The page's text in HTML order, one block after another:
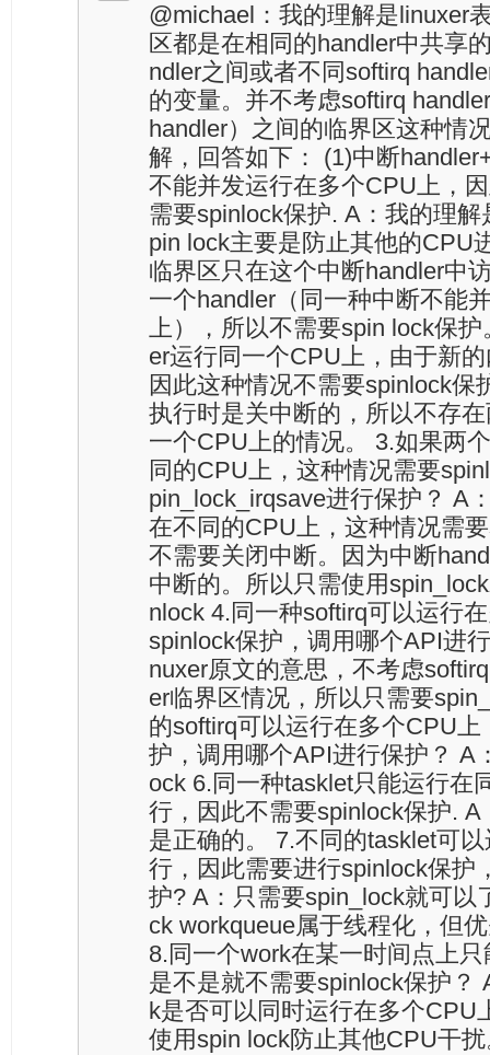
@michael：我的理解是linuxer
区都是在相同的handler中共享
ndler之间或者不同softirq
的变量。并不考虑softirq
handler）之间的临界区这种情
解，回答如下： (1)中断
不能并发运行在多个CPU上，
需要spinlock保护. A：我的理
pin lock主要是防止其他的CPU
临界区只在这个中断handler中
一个handler（同一种中断不能
上），所以不需要spin lock保
er运行同一个CPU上，由于新
因此这种情况不需要spinlock保
执行时是关中断的，所以不存
一个CPU上的情况。 3.如果两
同的CPU上，这种情况需要
pin_lock_irqsave进行保护？ A
在不同的CPU上，这种情况需
不需要关闭中断。因为中断
中断的。所以只需使用
nlock 4.同一种softirq可以运行
spinlock保护，调用哪个API进
nuxer原文的意思，不考虑
er临界区情况，所以只需要
的softirq可以运行在多个CPU
护，调用哪个API进行保护？ A
ock 6.同一种tasklet只能运行在
行，因此不需要spinlock保护.
是正确的。 7.不同的tasklet可
行，因此需要进行spinlock保护
护? A：只需要spin_lock就可以
ck workqueue属于线程化，但
8.同一个work在某一时间点上
是不是就不需要spinlock保护？
k是否可以同时运行在多个CPU
使用spin lock防止其他CPU干